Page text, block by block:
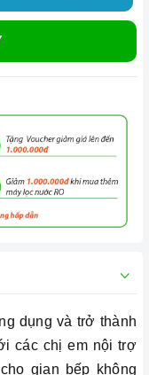
dụng và trở thành
các chị em nội trợ
gian bếp không